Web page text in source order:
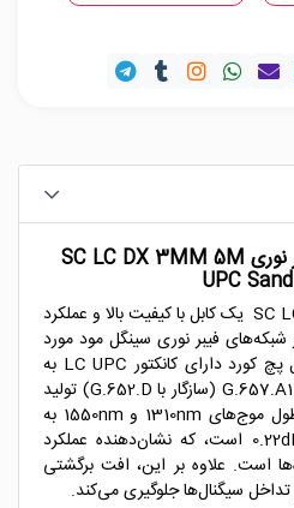
پچ کورد سینگل مود فیبر نوری SC LC DX 3MM 5M
UPC
پچ کورد فیبر نوری SC LC DX UPC یک کابل با کیفیت بالا و عملکرد
فیبر نوری سینگل مود مورد
استفاده قرار می‌گیرد. این کابل پچ کورد دارای کانکتور LC UPC به
SC UPC است و با استاندارد G.657.A1 (سازگار با G.652.D) تولید
می‌شود. میزان افت کابل در طول موج‌های 1310nm و 1550nm به
ترتیب 0.36dB/km و 0.22dB/km است، که نشان‌دهنده عملکرد
است. علاوه بر این، افت برگشتی